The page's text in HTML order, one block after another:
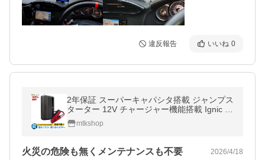
違反報告 いいね 0
2年保証 スーパーキャパシタ搭載 ジャンプス
ターター 12V チャージャー機能搭載 Ignic N
eo イグニック 車 バイク 農業機械 船舶
mtkshop
火災の危険も無くメンテナンスも不要 2026/4/18